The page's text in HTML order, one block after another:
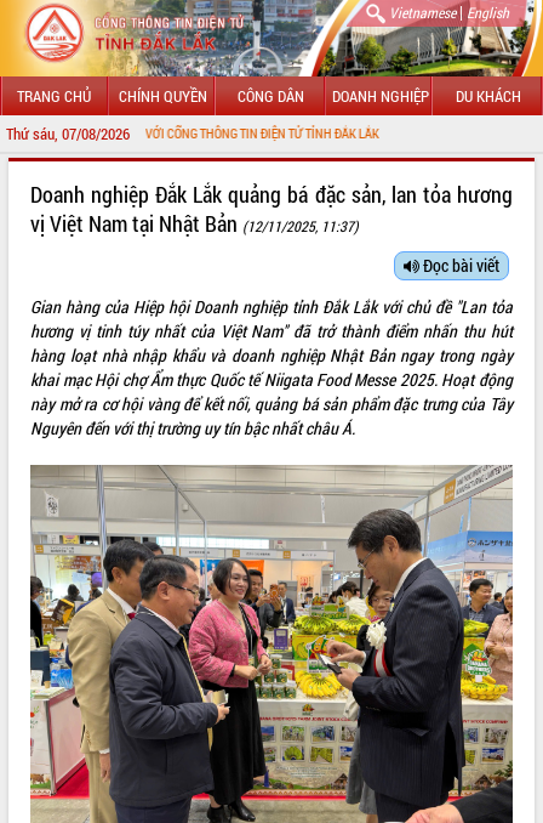
Vietnamese| English
TRANG CHỦ CHÍNH QUYỀN CÔNG DÂN DOANH NGHIỆP DU KHÁCH
Thứ sáu, 07/08/2026
MỪNG ĐẾN VỚI CỔNG THÔNG TIN ĐIỆN TỬ TỈNH ĐẮK LẮK
LÃNH ĐẠO UBND TỈNH
SỞ, BAN, NGÀNH
UBND CÁC XÃ, PHƯỜNG
THÔNG TIN CHỈ ĐẠO ĐIỀU HÀNH
HỆ THỐNG VĂN BẢN
VĂN BẢN HĐND TỈNH
ĐIỂM TIN VĂN BẢN
QUY HOẠCH - KẾ HOẠCH
Doanh nghiệp Đắk Lắk quảng bá đặc sản, lan tỏa hương
vị Việt Nam tại Nhật Bản (12/11/2025, 11:37)
Đọc bài viết
Gian hàng của Hiệp hội Doanh nghiệp tỉnh Đắk Lắk với chủ đề "Lan tỏa
hương vị tinh túy nhất của Việt Nam" đã trở thành điểm nhấn thu hút
hàng loạt nhà nhập khẩu và doanh nghiệp Nhật Bản ngay trong ngày
khai mạc Hội chợ Ẩm thực Quốc tế Niigata Food Messe 2025. Hoạt động
này mở ra cơ hội vàng để kết nối, quảng bá sản phẩm đặc trưng của Tây
Nguyên đến với thị trường uy tín bậc nhất châu Á.